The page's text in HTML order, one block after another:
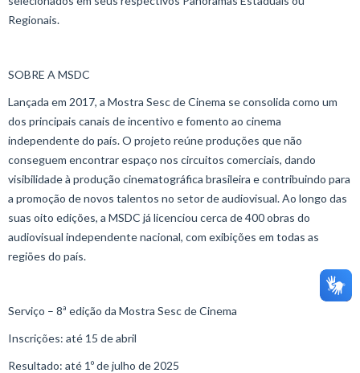
Regionais.
SOBRE A MSDC
Lançada em 2017, a Mostra Sesc de Cinema se consolida como um
dos principais canais de incentivo e fomento ao cinema
independente do país. O projeto reúne produções que não
conseguem encontrar espaço nos circuitos comerciais, dando
visibilidade à produção cinematográfica brasileira e contribuindo para
a promoção de novos talentos no setor de audiovisual. Ao longo das
suas oito edições, a MSDC já licenciou cerca de 400 obras do
audiovisual independente nacional, com exibições em todas as
regiões do país.
Serviço – 8ª edição da Mostra Sesc de Cinema
Inscrições: até 15 de abril
Resultado: até 1º de julho de 2025